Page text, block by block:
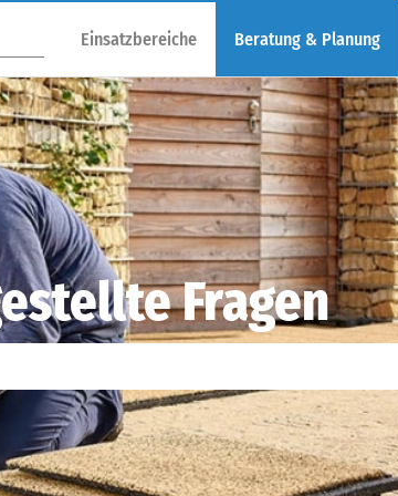
Einsatzbereiche Beratung & Planung
Fragen